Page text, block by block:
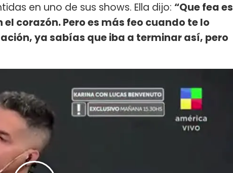
en uno de sus shows. Ella dijo: “Que fea es
corazón. Pero es más feo cuando te lo
ya sabías que iba a terminar así, pero